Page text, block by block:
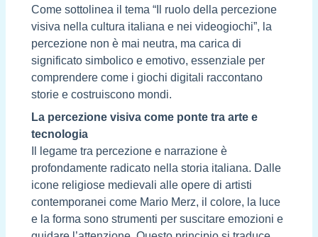
Come sottolinea il tema “Il ruolo della percezione
visiva nella cultura italiana e nei videogiochi”, la
percezione non è mai neutra, ma carica di
significato simbolico e emotivo, essenziale per
comprendere come i giochi digitali raccontano
storie e costruiscono mondi.
La percezione visiva come ponte tra arte e
tecnologia
Il legame tra percezione e narrazione è
profondamente radicato nella storia italiana. Dalle
icone religiose medievali alle opere di artisti
contemporanei come Mario Merz, il colore, la luce
e la forma sono strumenti per suscitare emozioni e